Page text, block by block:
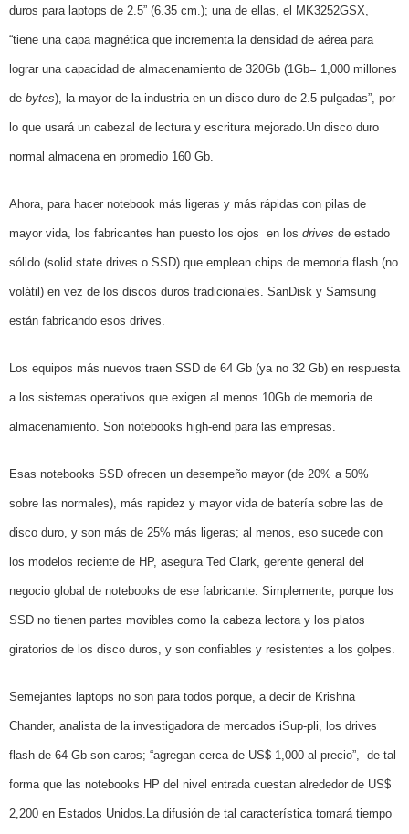
duros para laptops de 2.5” (6.35 cm.); una de ellas, el MK3252GSX,
“tiene una capa magnética que incrementa la densidad de aérea para
lograr una capacidad de almacenamiento de 320Gb (1Gb= 1,000 millones
de bytes), la mayor de la industria en un disco duro de 2.5 pulgadas”, por
lo que usará un cabezal de lectura y escritura mejorado. Un disco duro
normal almacena en promedio 160 Gb.
Ahora, para hacer notebook más ligeras y más rápidas con pilas de
mayor vida, los fabricantes han puesto los ojos en los drives de estado
sólido (solid state drives o SSD) que emplean chips de memoria flash (no
volátil) en vez de los discos duros tradicionales. SanDisk y Samsung
están fabricando esos drives.
Los equipos más nuevos traen SSD de 64 Gb (ya no 32 Gb) en respuesta
a los sistemas operativos que exigen al menos 10Gb de memoria de
almacenamiento. Son notebooks high-end para las empresas.
Esas notebooks SSD ofrecen un desempeño mayor (de 20% a 50%
sobre las normales), más rapidez y mayor vida de batería sobre las de
disco duro, y son más de 25% más ligeras; al menos, eso sucede con
los modelos reciente de HP, asegura Ted Clark, gerente general del
negocio global de notebooks de ese fabricante. Simplemente, porque los
SSD no tienen partes movibles como la cabeza lectora y los platos
giratorios de los disco duros, y son confiables y resistentes a los golpes.
Semejantes laptops no son para todos porque, a decir de Krishna
Chander, analista de la investigadora de mercados iSup-pli, los drives
flash de 64 Gb son caros; “agregan cerca de US$ 1,000 al precio”, de tal
forma que las notebooks HP del nivel entrada cuestan alrededor de US$
2,200 en Estados Unidos. La difusión de tal característica tomará tiempo